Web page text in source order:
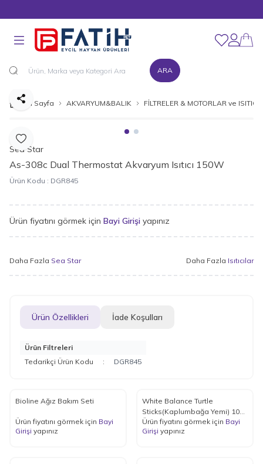
ARA
Hesabım
Favorilerim
Ana Sayfa AKVARYUM&BALIK FİLTRELER & MOTORLAR ve
Favoriye Ekle
Paylaş
Sea Star
As-308c Dual Thermostat Akvaryum Isıtıcı 150W
Ürün Kodu : DGR845
Ürün fiyatını görmek için Bayi Girişi yapınız
Daha Fazla Sea Star Daha Fazla Isıtıcılar
Ürün Özellikleri İade Koşulları
Ürün Filtreleri
Tedarikçi Ürün Kodu
: DGR845
Bioline Ağız Bakım Seti
Ürün fiyatını görmek için Bayi
Girişi yapınız
White Balance Turtle
Sticks(Kaplumbağa Yemi) 1000
ml
Ürün fiyatını görmek için Bayi
Girişi yapınız